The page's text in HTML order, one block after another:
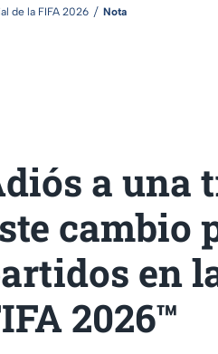
de la FIFA 2026 Nota
a una
cambio
en
2026™